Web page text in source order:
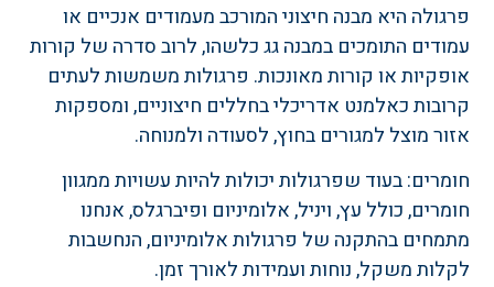
פרגולה היא מבנה חיצוני המורכב מעמודים אנכיים או
עמודים התומכים במבנה גג כלשהו, לרוב סדרה של קורות
אופקיות או קורות מאונכות. פרגולות משמשות לעתים
קרובות כאלמנט אדריכלי בחללים חיצוניים, ומספקות
אזור מוצל למגורים בחוץ, לסעודה ולמנוחה.
חומרים: בעוד שפרגולות יכולות להיות עשויות ממגוון
חומרים, כולל עץ, ויניל, אלומיניום ופיברגלס, אנחנו
מתמחים בהתקנה של פרגולות אלומיניום, הנחשבות
לקלות משקל, נוחות ועמידות לאורך זמן.